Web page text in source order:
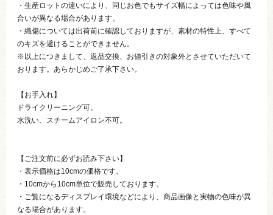
・生産ロットの違いにより、同じお色でもサイズ幅によっては色味や風
合いが異なる場合があります。
・織傷については出荷前に確認しておりますが、素材の特性上、すべて
のキズを避けることができません。
※以上につきまして、返品交換、お値引きの対象外とさせていただいて
おります。あらかじめご了承下さい。
【お手入れ】
ドライクリーニング可。
水洗い、スチームアイロン不可。
【ご注文前に必ずお読み下さい】
・表示価格は10cmの価格です。
・10cmから10cm単位で販売しております。
・ご覧になるディスプレイ環境などにより、商品画像と実物の色味が異
なる場合があります。